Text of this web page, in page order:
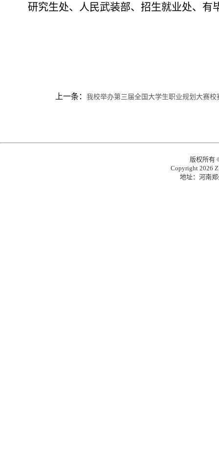
研究生处、人民武装部、招生就业处、有
上一条： 我校举办第三届全国大学生职业规划大赛校
版权所有
Copyright 2026
地址：河南